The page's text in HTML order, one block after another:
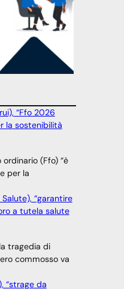
“Ffo 2026
la sostenibilità
(Ffo) “è
per la
“garantire
a tutela salute
tragedia di
commosso va
“strage da